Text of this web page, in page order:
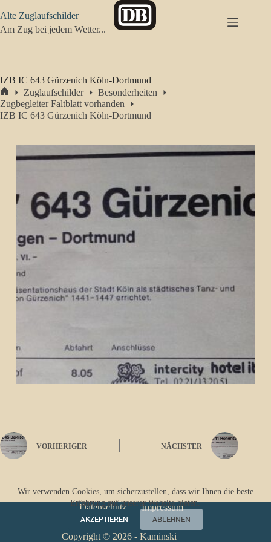
Inhalt
springen
Wir verwenden Cookies, um sicherzustellen, dass wir Ihnen die beste
Erfahrung auf unserer Website bieten.
AKZEPTIEREN
ABLEHNEN
Alte Zuglaufschilder
Am Zug bei jedem Wetter...
IZB IC 643 Gürzenich Köln-Dortmund
Start
Zuglaufschilder
Besonderheiten
Zugbegleiter Faltblatt vorhanden
IZB IC 643 Gürzenich Köln-Dortmund
VORHERIGER NÄCHSTER
Datenschutz Impressum
Copyright © 2026 - Kaminski